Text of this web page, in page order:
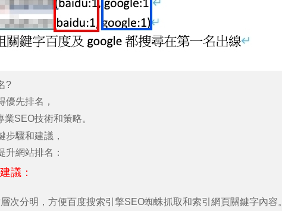
?
優先排名，
業SEO技術和策略。
步驟和建議，
升網站排名：
議：
次分明，方便百度搜索引擎SEO蜘蛛抓取和索引網頁關鍵字內容